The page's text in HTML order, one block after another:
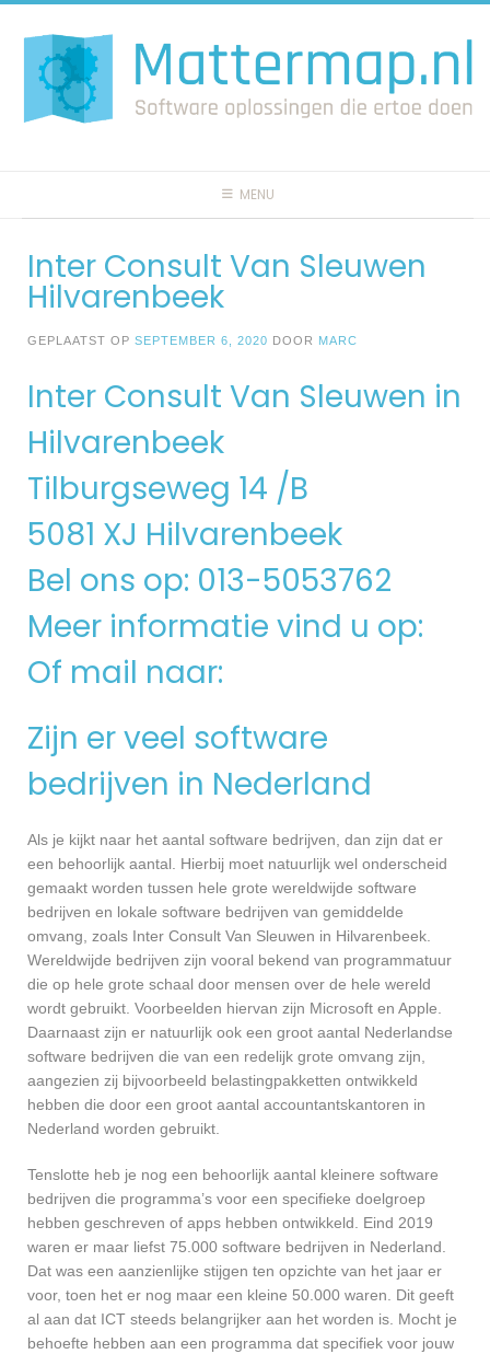
naar
inhoud
MENU
Inter Consult Van Sleuwen
Hilvarenbeek
GEPLAATST OP SEPTEMBER 6, 2020 DOOR MARC
Inter Consult Van Sleuwen in
Hilvarenbeek
Tilburgseweg 14 /B
5081 XJ Hilvarenbeek
Bel ons op: 013-5053762
Meer informatie vind u op:
Of mail naar:
Zijn er veel software
bedrijven in Nederland
Als je kijkt naar het aantal software bedrijven, dan zijn dat er
een behoorlijk aantal. Hierbij moet natuurlijk wel onderscheid
gemaakt worden tussen hele grote wereldwijde software
bedrijven en lokale software bedrijven van gemiddelde
omvang, zoals Inter Consult Van Sleuwen in Hilvarenbeek.
Wereldwijde bedrijven zijn vooral bekend van programmatuur
die op hele grote schaal door mensen over de hele wereld
wordt gebruikt. Voorbeelden hiervan zijn Microsoft en Apple.
Daarnaast zijn er natuurlijk ook een groot aantal Nederlandse
software bedrijven die van een redelijk grote omvang zijn,
aangezien zij bijvoorbeeld belastingpakketten ontwikkeld
hebben die door een groot aantal accountantskantoren in
Nederland worden gebruikt.
Tenslotte heb je nog een behoorlijk aantal kleinere software
bedrijven die programma’s voor een specifieke doelgroep
hebben geschreven of apps hebben ontwikkeld. Eind 2019
waren er maar liefst 75.000 software bedrijven in Nederland.
Dat was een aanzienlijke stijgen ten opzichte van het jaar er
voor, toen het er nog maar een kleine 50.000 waren. Dit geeft
al aan dat ICT steeds belangrijker aan het worden is. Mocht je
behoefte hebben aan een programma dat specifiek voor jouw